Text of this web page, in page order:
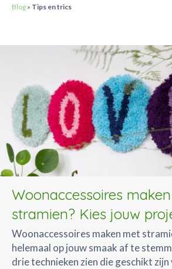
Blog » Tips en trics
Woonaccessoires
stramien? Kies jouw
Woonaccessoires maken met
helemaal op jouw smaak af te
drie technieken zien die geschikt